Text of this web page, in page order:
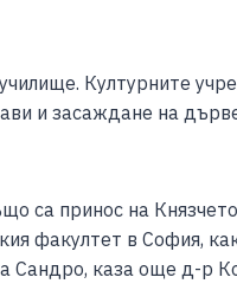
Културните
и засаждане на
са принос на
факултет в София,
Сандро, каза още д-р